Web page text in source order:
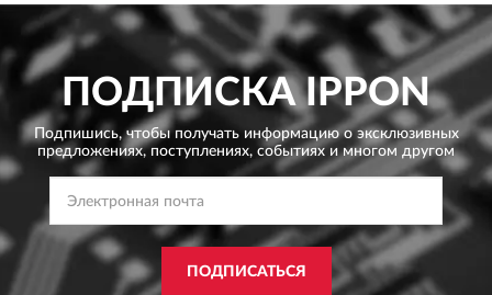
ПОДПИСКАIPPON
Подпишись, чтобы получать информацию о эксклюзивных
предложениях,поступлениях, событиях и многом другом
ПОДПИСАТЬСЯ